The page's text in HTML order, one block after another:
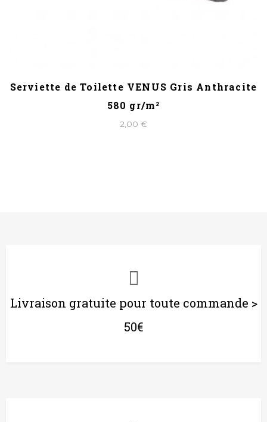
Serviette de Toilette VENUS Gris Anthracite
580 gr/m²
2,00 €
Livraison gratuite pour toute commande >
50€